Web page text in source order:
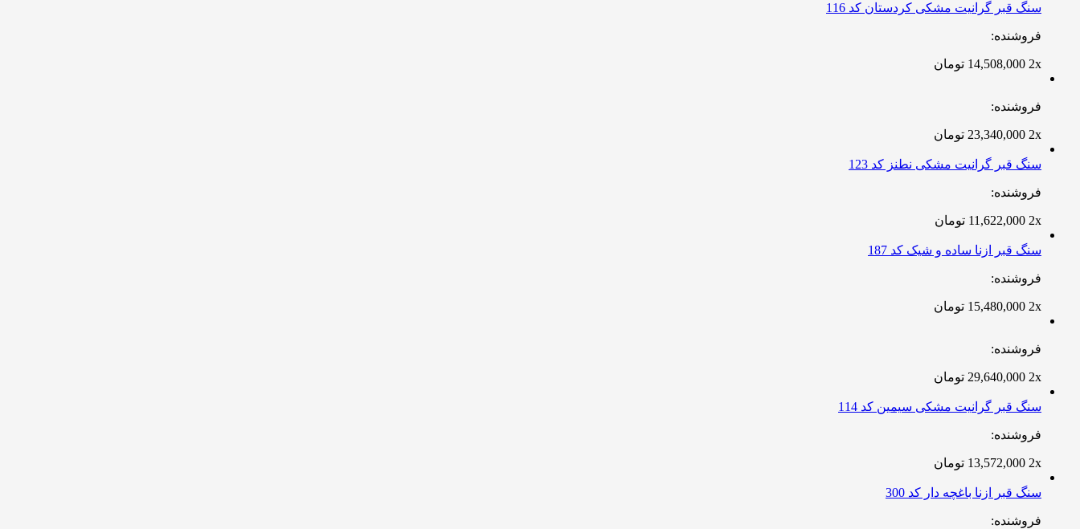
سنگ قبر گرانیت مشکی کردستان کد 116
فروشنده:
2x
14,508,000 تومان
فروشنده:
2x
23,340,000 تومان
سنگ قبر گرانیت مشکی نطنز کد 123
فروشنده:
2x
11,622,000 تومان
سنگ قبر ازنا ساده و شیک کد 187
فروشنده:
2x
15,480,000 تومان
فروشنده:
2x
29,640,000 تومان
سنگ قبر گرانیت مشکی سیمین کد 114
فروشنده:
2x
13,572,000 تومان
سنگ قبر ازنا باغچه دار کد 300
فروشنده: